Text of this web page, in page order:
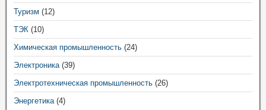
Туризм (12)
ТЭК (10)
Химическая промышленность (24)
Электроника(39)
Электротехническая промышленность (26)
Энергетика(4)